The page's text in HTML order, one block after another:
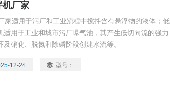
机厂家
家适用于污厂和工业流程中搅拌含有悬浮物的液体；低
适用于工业和城市污厂曝气池，其产生低切向流的强力
及硝化、脱氮和除磷阶段创建水流等。
12-24 型号：